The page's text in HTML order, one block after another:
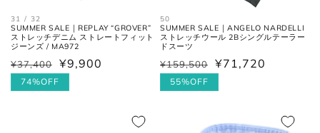
31 / 32
SUMMER SALE｜REPLAY “GROVER”
ストレッチデニム ストレートフィット
ジーンズ / MA972
通
常
¥37,400
セ
ー
¥9,900
74%OFF
50
SUMMER SALE｜ANGELO NARDELLI
ストレッチウール 2Bシングルテーラー
ドスーツ
通
常
¥159,500
セ
ー
¥71,720
55%OFF
お直しについては こちらのページでご確認